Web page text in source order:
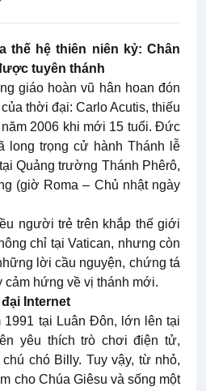
thế hệ thiên niên kỷ: Chân
tuyên thánh
giáo hoàn vũ hân hoan đón
thời đại: Carlo Acutis, thiếu
2006 khi mới 15 tuổi. Đức
long trọng cử hành Thánh lễ
Quảng trường Thánh Phêrô,
(giờ Roma – Chủ nhật ngày
người trẻ trên khắp thế giới
chỉ tại Vatican, nhưng còn
lời cầu nguyện, chứng tá
cảm hứng về vị thánh mới.
Internet
1991 tại Luân Đôn, lớn lên tại
yêu thích trò chơi điện tử,
chó Billy. Tuy vậy, từ nhỏ,
cho Chúa Giêsu và sống một